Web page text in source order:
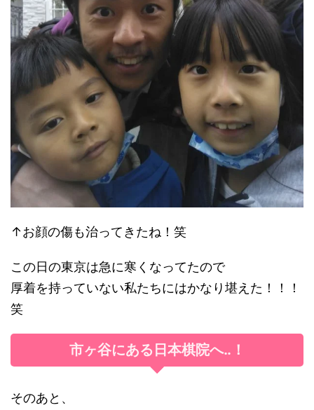
↑お顔の傷も治ってきたね！笑
この日の東京は急に寒くなってたので
厚着を持っていない私たちにはかなり堪えた！！！
笑
市ヶ谷にある日本棋院へ‥！
そのあと、